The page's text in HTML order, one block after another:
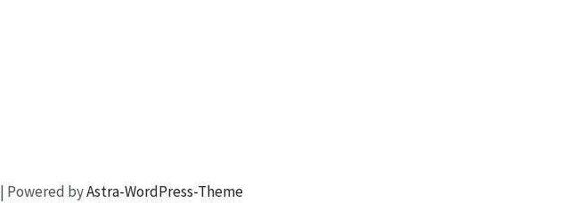
Powered byAstra-WordPress-Theme